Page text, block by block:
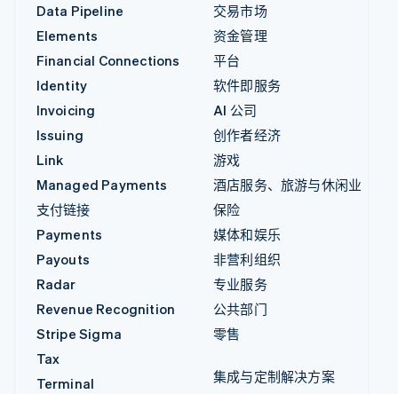
Data Pipeline
Elements
Financial Connections
Identity
Invoicing
Issuing
Link
Managed Payments
支付链接
Payments
Payouts
Radar
Revenue Recognition
Stripe Sigma
Tax
Terminal
交易市场
资金管理
平台
软件即服务
AI 公司
创作者经济
游戏
酒店服务、旅游与休闲业
保险
媒体和娱乐
非营利组织
专业服务
公共部门
零售
集成与定制解决方案